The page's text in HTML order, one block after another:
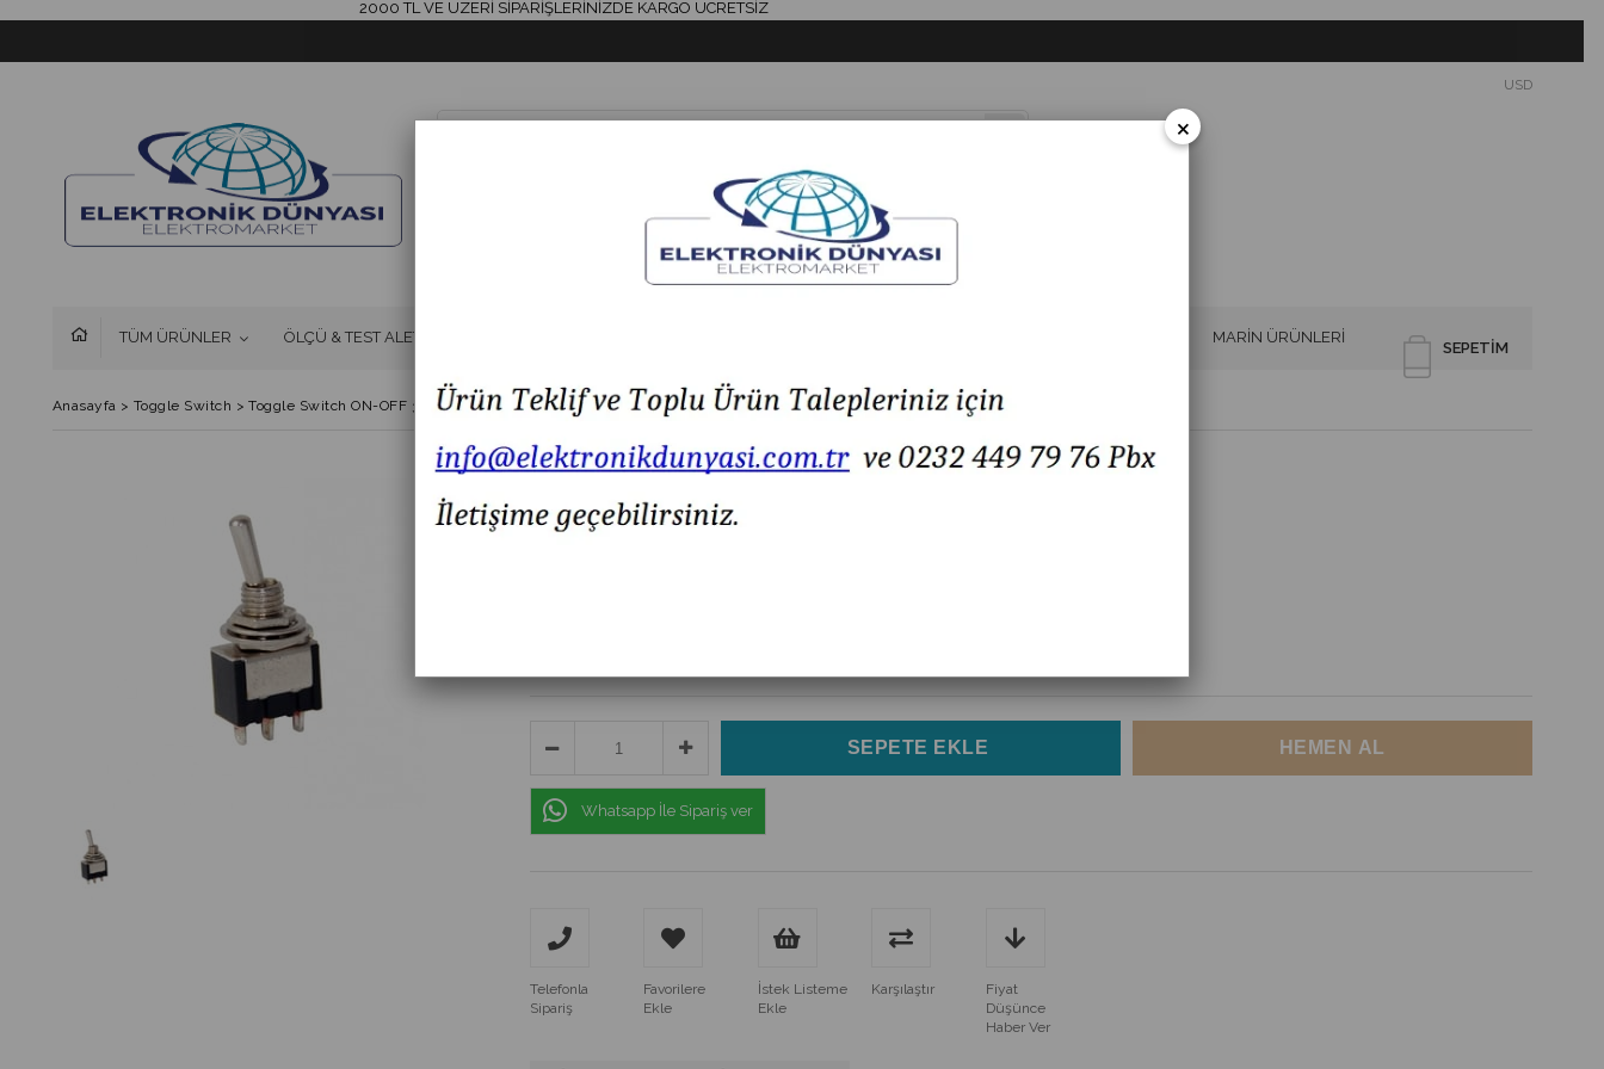
2000 TL VE ÜZERİ SİPARİŞLERİNİZDE KARGO ÜCRETSİZ
USD
SEPETIM
TÜM ÜRÜNLER ÖLÇÜ & TEST ALETLERİ MARİN ÜRÜNLERİ
Anasayfa > Toggle Switch > Toggle Switch ON-OFF 3P IC-139 IC 139 IC139
Toggle Switch ON-OFF 3P IC-139 IC 139 IC139
Whatsapp İle Sipariş ver
Telefonla
Sipariş
Favorilere
Ekle
İstek Listeme
Ekle
Karşılaştır
Fiyat
Düşünce
Haber Ver
×